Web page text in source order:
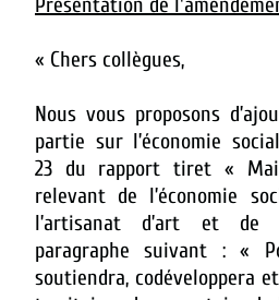
« Chers collègues,
Nous vous proposons
partie sur l’économie
23 du rapport tiret «
relevant de l’économie
l’artisanat d’art et de
paragraphe suivant : «
soutiendra, codéveloppera